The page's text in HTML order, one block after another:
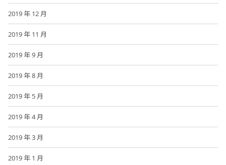
2019 年 12 月
2019 年 11 月
2019 年 9 月
2019 年 8 月
2019 年 5 月
2019 年 4 月
2019 年 3 月
2019 年 1 月